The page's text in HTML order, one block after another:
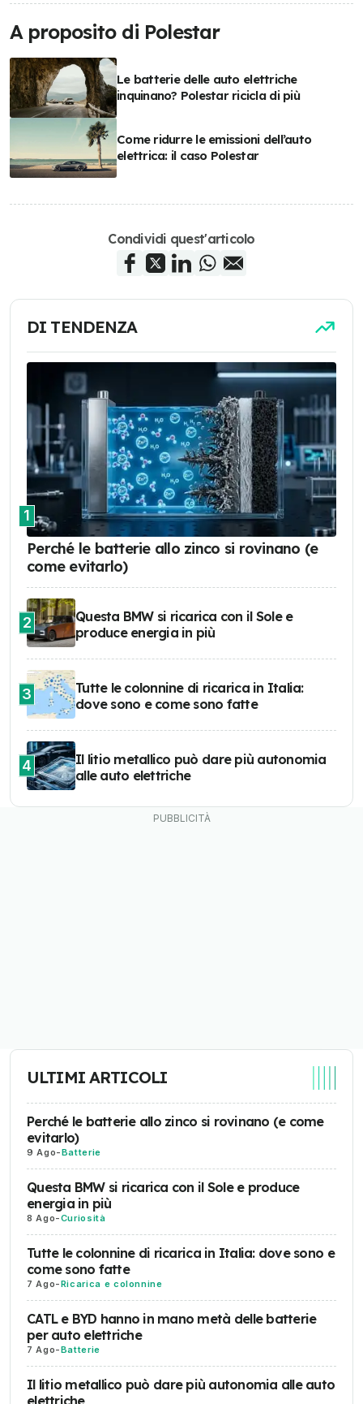
A proposito di Polestar
Le batterie delle auto elettriche
inquinano? Polestar ricicla di più
Come ridurre le emissioni dell’auto
elettrica: il caso Polestar
Condividi quest'articolo
DI TENDENZA
1
Perché le batterie allo zinco si rovinano (e
come evitarlo)
2
Questa BMW si ricarica con il Sole e
produce energia in più
3
Tutte le colonnine di ricarica in Italia:
dove sono e come sono fatte
4
Il litio metallico può dare più autonomia
alle auto elettriche
ULTIMI ARTICOLI
Perché le batterie allo zinco si rovinano (e come
evitarlo)
9 Ago-Batterie
Questa BMW si ricarica con il Sole e produce
energia in più
8 Ago-Curiosità
Tutte le colonnine di ricarica in Italia: dove sono e
come sono fatte
7 Ago-Ricarica e colonnine
CATL e BYD hanno in mano metà delle batterie
per auto elettriche
7 Ago-Batterie
Il litio metallico può dare più autonomia alle auto
elettriche